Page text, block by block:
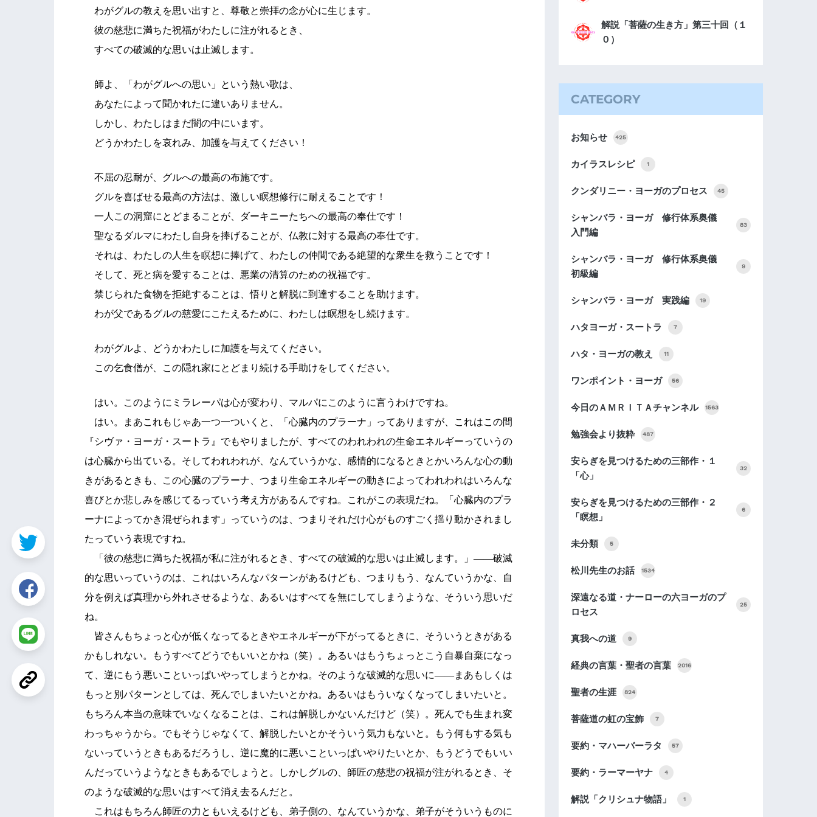
わがグルの教えを思い出すと、尊敬と崇拝の念が心に生じます。
彼の慈悲に満ちた祝福がわたしに注がれるとき、
すべての破滅的な思いは止滅します。
師よ、「わがグルへの思い」という熱い歌は、
あなたによって聞かれたに違いありません。
しかし、わたしはまだ闇の中にいます。
どうかわたしを哀れみ、加護を与えてください！
不屈の忍耐が、グルへの最高の布施です。
グルを喜ばせる最高の方法は、激しい瞑想修行に耐えることです！
一人この洞窟にとどまることが、ダーキニーたちへの最高の奉仕です！
聖なるダルマにわたし自身を捧げることが、仏教に対する最高の奉仕です。
それは、わたしの人生を瞑想に捧げて、わたしの仲間である絶望的な衆生を救うことです！
そして、死と病を愛することは、悪業の清算のための祝福です。
禁じられた食物を拒絶することは、悟りと解脱に到達することを助けます。
わが父であるグルの慈愛にこたえるために、わたしは瞑想をし続けます。
わがグルよ、どうかわたしに加護を与えてください。
この乞食僧が、この隠れ家にとどまり続ける手助けをしてください。
はい。このようにミラレーパは心が変わり、マルパにこのように言うわけですね。
はい。まあこれもじゃあ一つ一ついくと、「心臓内のプラーナ」ってありますが、これはこの間
『シヴァ・ヨーガ・スートラ』でもやりましたが、すべてのわれわれの生命エネルギーっていうの
は心臓から出ている。そしてわれわれが、なんていうかな、感情的になるときとかいろんな心の動
きがあるときも、この心臓のプラーナ、つまり生命エネルギーの動きによってわれわれはいろんな
喜びとか悲しみを感じてるっていう考え方があるんですね。これがこの表現だね。「心臓内のプラ
ーナによってかき混ぜられます」っていうのは、つまりそれだけ心がものすごく揺り動かされまし
たっていう表現ですね。
「彼の慈悲に満ちた祝福が私に注がれるとき、すべての破滅的な思いは止滅します。」――破滅
的な思いっていうのは、これはいろんなパターンがあるけども、つまりもう、なんていうかな、自
分を例えば真理から外れさせるような、あるいはすべてを無にしてしまうような、そういう思いだ
ね。
皆さんもちょっと心が低くなってるときやエネルギーが下がってるときに、そういうときがある
かもしれない。もうすべてどうでもいいとかね（笑）。あるいはもうちょっとこう自暴自棄になっ
て、逆にもう悪いこといっぱいやってしまうとかね。そのような破滅的な思いに――まあもしくは
もっと別パターンとしては、死んでしまいたいとかね。あるいはもういなくなってしまいたいと。
もちろん本当の意味でいなくなることは、これは解脱しかないんだけど（笑）。死んでも生まれ変
わっちゃうから。でもそうじゃなくて、解脱したいとかそういう気力もないと。もう何もする気も
ないっていうときもあるだろうし、逆に魔的に悪いこといっぱいやりたいとか、もうどうでもいい
んだっていうようなときもあるでしょうと。しかしグルの、師匠の慈悲の祝福が注がれるとき、そ
のような破滅的な思いはすべて消え去るんだと。
これはもちろん師匠の力ともいえるけども、弟子側の、なんていうかな、弟子がそういうものに
解説「菩薩の生き方」第三十回（１
０）
CATEGORY
お知らせ 425
カイラスレシピ 1
クンダリニー・ヨーガのプロセス 45
シャンバラ・ヨーガ 修行体系奥儀
入門編
83
シャンバラ・ヨーガ 修行体系奥儀
初級編
9
シャンバラ・ヨーガ 実践編 19
ハタヨーガ・スートラ 7
ハタ・ヨーガの教え 11
ワンポイント・ヨーガ 56
今日のＡＭＲＩＴＡチャンネル 1563
勉強会より抜粋 487
安らぎを見つけるための三部作・１
「心」
32
安らぎを見つけるための三部作・２
「瞑想」
6
未分類 5
松川先生のお話 1534
深遠なる道・ナーローの六ヨーガのプ
ロセス
25
真我への道 9
経典の言葉・聖者の言葉 2016
聖者の生涯 824
菩薩道の虹の宝飾 7
要約・マハーバーラタ 57
要約・ラーマーヤナ 4
解説「クリシュナ物語」 1